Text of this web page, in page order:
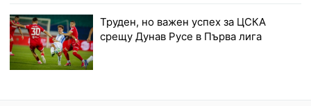
Труден, но важен успех за ЦСКА
срещу Дунав Русе в Първа лига